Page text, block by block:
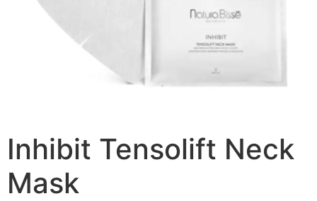
Inhibit Tensolift Neck
Mask